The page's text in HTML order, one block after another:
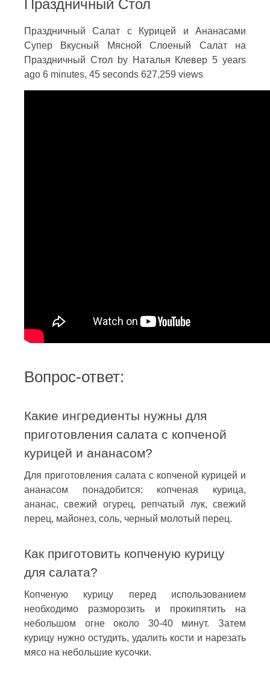
Праздничный Стол
Праздничный Салат с Курицей и Ананасами
Супер Вкусный Мясной Слоеный Салат на
Праздничный Стол by Наталья Клевер 5 years
ago 6 minutes, 45 seconds 627,259 views
Вопрос-ответ:
Какие ингредиенты нужны для
приготовления салата с копченой
курицей и ананасом?
Для приготовления салата с копченой курицей и
ананасом понадобится: копченая курица,
ананас, свежий огурец, репчатый лук, свежий
перец, майонез, соль, черный молотый перец.
Как приготовить копченую курицу
для салата?
Копченую курицу перед использованием
необходимо разморозить и прокипятить на
небольшом огне около 30-40 минут. Затем
курицу нужно остудить, удалить кости и нарезать
мясо на небольшие кусочки.